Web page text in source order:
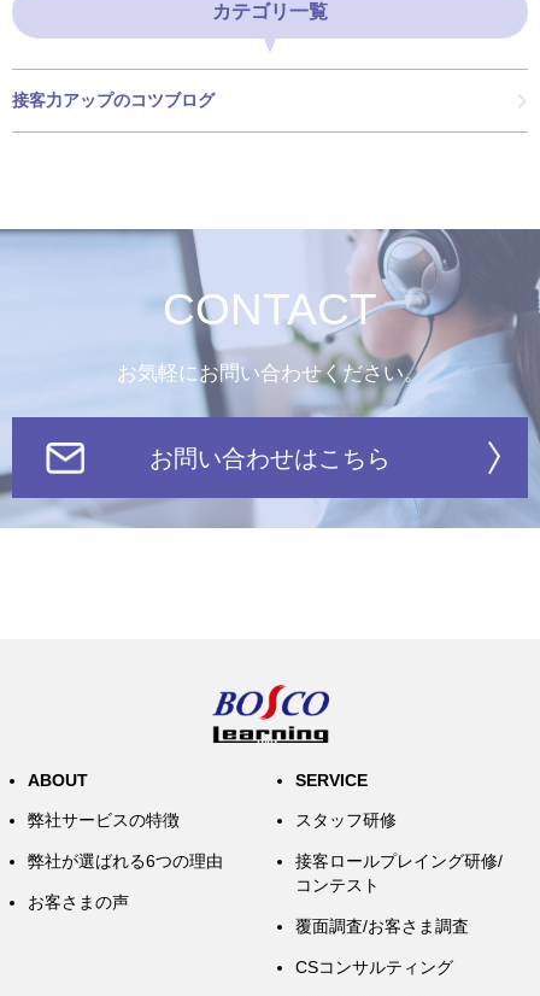
カテゴリ一覧
接客力アップのコツブログ
CONTACT
お気軽にお問い合わせください。
お問い合わせはこちら
ABOUT
弊社サービスの特徴
弊社が選ばれる6つの理由
お客さまの声
SERVICE
スタッフ研修
接客ロールプレイング研修/
コンテスト
覆面調査/お客さま調査
CSコンサルティング